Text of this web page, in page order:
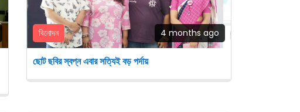
বিনোদন 4 months ago
ছোট ছবির স্বপ্ন এবার সত্যিই বড় পর্দায়